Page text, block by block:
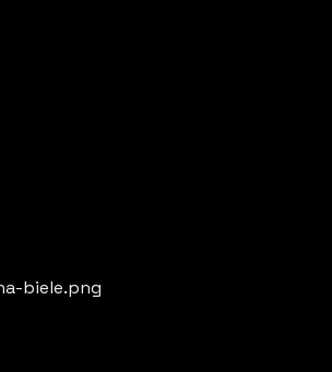
biele.png